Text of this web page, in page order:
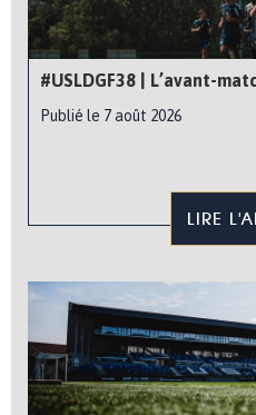
#USLDGF38 | L’avant-
Publié le 7 août 2026
LIRE